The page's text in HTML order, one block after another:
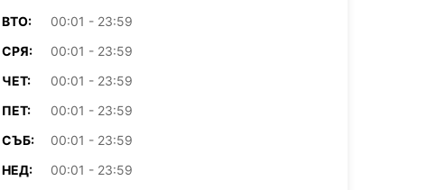
ВТО:
00:01 - 23:59
СРЯ:
00:01 - 23:59
ЧЕТ:
00:01 - 23:59
ПЕТ:
00:01 - 23:59
СЪБ:
00:01 - 23:59
НЕД:
00:01 - 23:59